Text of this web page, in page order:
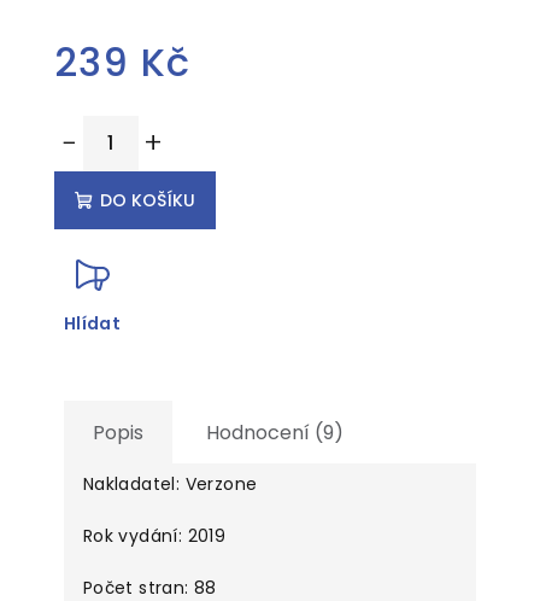
239 Kč
cena:
+
−
DO KOŠÍKU
Hlídat
Popis Hodnocení (9)
Nakladatel: Verzone
Rok vydání: 2019
Počet stran: 88